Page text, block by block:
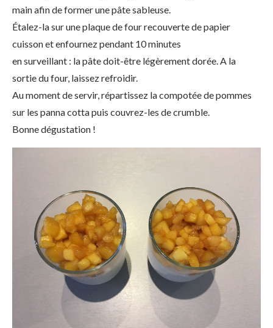
main afin de former une pâte sableuse.
Étalez-la sur une plaque de four recouverte de papier
cuisson et enfournez pendant 10 minutes
en surveillant : la pâte doit-être légèrement dorée. A la
sortie du four, laissez refroidir.
Au moment de servir, répartissez la compotée de pommes
sur les panna cotta puis couvrez-les de crumble.
Bonne dégustation !